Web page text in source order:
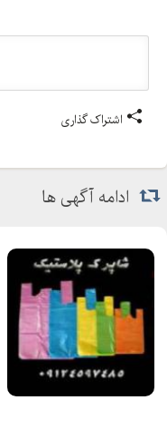
اشتراک گذاری
ادامه آگهی ها